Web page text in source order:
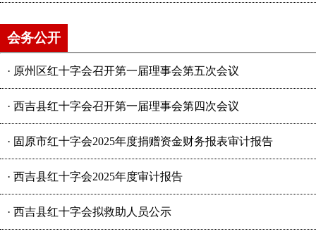
会务公开
· 原州区红十字会召开第一届理事会第五次会议
· 西吉县红十字会召开第一届理事会第四次会议
· 固原市红十字会2025年度捐赠资金财务报表审计报告
· 西吉县红十字会2025年度审计报告
· 西吉县红十字会拟救助人员公示